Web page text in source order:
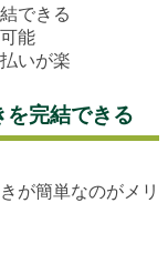
できる
能
いが楽
を完結できる
が簡単なのがメリ